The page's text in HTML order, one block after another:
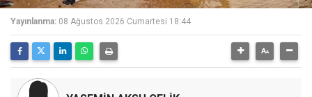
Yayınlanma: 08 Ağustos 2026 Cumartesi 18:44